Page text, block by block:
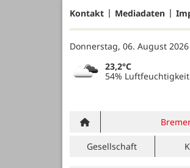
Kontakt Mediadaten
Donnerstag, 06. August 2026
23,2°C
54% Luftfeuchtigkeit
Gesellschaft